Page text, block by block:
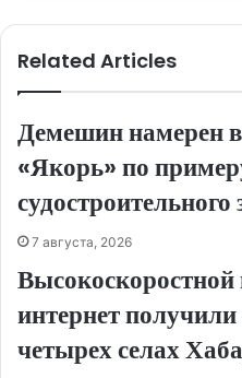
Related Articles
Демешин намерен
«Якорь» по
судостроительного
7 августа, 2026
Высокоскоростной
интернет
четырех селах